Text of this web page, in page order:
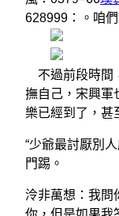
628999：。咱
不過前段時間
撫自己，宋興軍
樂已經到了，
“少爺最討厭別
門踢。
泠非萬想：我問